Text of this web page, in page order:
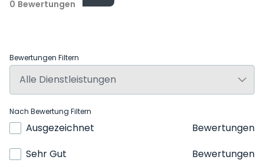
0 Bewertungen
Bewertungen Filtern
Nach Bewertung Filtern
Ausgezeichnet
Bewertungen
Sehr Gut
Bewertungen